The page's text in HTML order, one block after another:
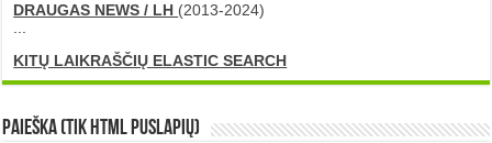
DRAUGAS NEWS / LH (2013-2024)
...
KITŲ LAIKRAŠČIŲ ELASTIC SEARCH
Paieška (tik HTML puslapių)